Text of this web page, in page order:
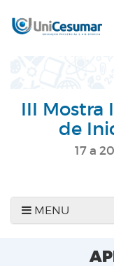
III Mostra
de
17 a
MENU